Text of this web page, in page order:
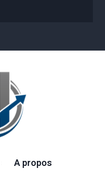
A propos